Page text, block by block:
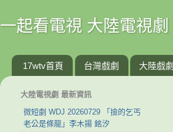
一起看電視 大陸電視劇
17wtv首頁 台灣戲劇 大陸戲劇
大陸電視劇 最新資訊
微短劇 WDJ 20260729 「撿的乞丐
老公是條龍」李木揚 銘汐